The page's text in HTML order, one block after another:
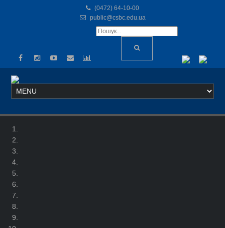
(0472) 64-10-00
public@csbc.edu.ua